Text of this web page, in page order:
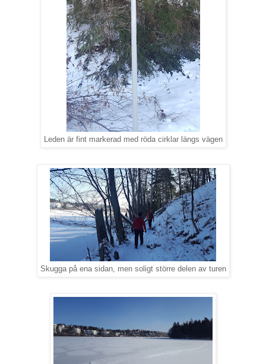
Leden är fint markerad med röda cirklar längs vägen
Skugga på ena sidan, men soligt större delen av turen